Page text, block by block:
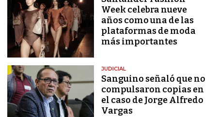
Week celebra nueve
años como una de las
plataformas de moda
más importantes
JUDICIAL
Sanguino señaló que no
compulsaron copias en
el caso de Jorge Alfredo
Vargas